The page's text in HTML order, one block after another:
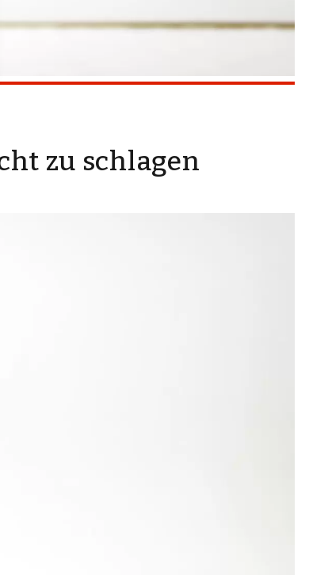
zu schlagen
Martin Schönbach gewann seinen
für Schönbach (11,85) als auch für
sich zunächst um eine Zehntelsekunde
dann beide und blieben an Hürden
Kevin Aichholz gewannen ihren Zeitlauf
47,24 Sekunden gewonnen. Damit
Kleinwallstadt-Hohenroth.